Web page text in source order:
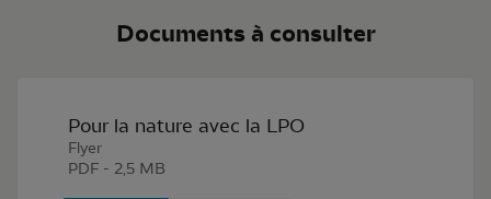
Documents à consulter
Pour la nature avec la LPO
Flyer
PDF - 2,5 MB